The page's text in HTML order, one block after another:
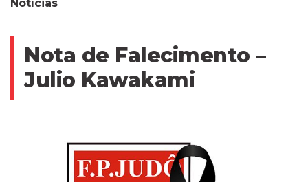
Notícias
Nota de Falecimento –
Julio Kawakami